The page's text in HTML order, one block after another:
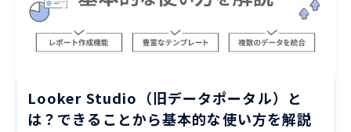
Looker Studio（旧データポータル）と
は？できることから基本的な使い方を解説